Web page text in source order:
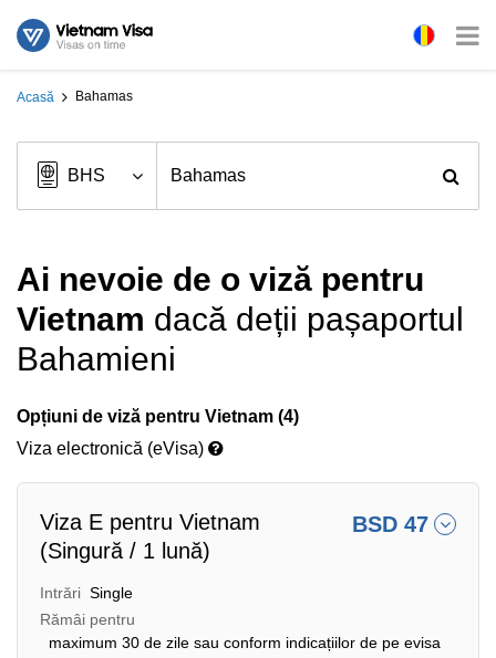
Acasă Bahamas
Ai nevoie de o viză pentru
Vietnam dacă deții pașaportul
Bahamieni
Opțiuni de viză pentru Vietnam (4)
Viza electronică (eVisa)
Viza E pentru Vietnam
(Singură / 1 lună)
BSD 47
Intrări Single
Rămâi pentru
maximum 30 de zile sau conform indicațiilor de pe evisa